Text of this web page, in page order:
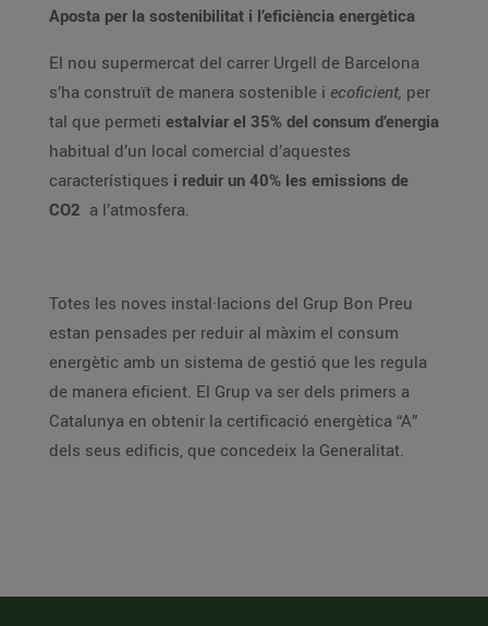
Aposta per la sostenibilitat i l’eficiència energètica
El nou supermercat del carrer Urgell de Barcelona
s’ha construït de manera sostenible i ecoficient, per
tal que permeti estalviar el 35% del consum d’energia
habitual d’un local comercial d’aquestes
característiques i reduir un 40% les emissions de
CO2 a l’atmosfera.
Totes les noves instal·lacions del Grup Bon Preu
estan pensades per reduir al màxim el consum
energètic amb un sistema de gestió que les regula
de manera eficient. El Grup va ser dels primers a
Catalunya en obtenir la certificació energètica “A”
dels seus edificis, que concedeix la Generalitat.